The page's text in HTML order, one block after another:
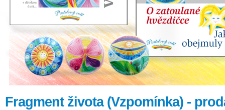
Fragment života (Vzpomínka) -